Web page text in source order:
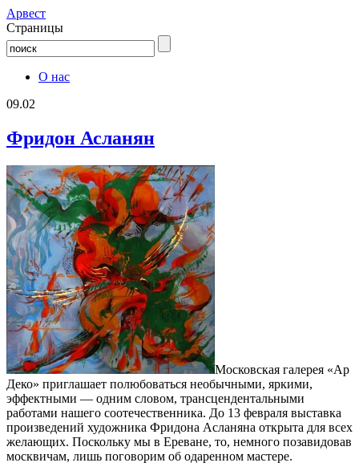
Aрвест
Страницы
О нас
09.02
Фридон Асланян
Московская галерея «Ар
Деко» приглашает полюбоваться необычными, яркими,
эффектными — одним словом, трансцендентальными
работами нашего соотечественника. До 13 февраля выставка
произведений художника Фридона Асланяна открыта для всех
желающих. Поскольку мы в Ереване, то, немного позавидовав
москвичам, лишь поговорим об одаренном мастере.